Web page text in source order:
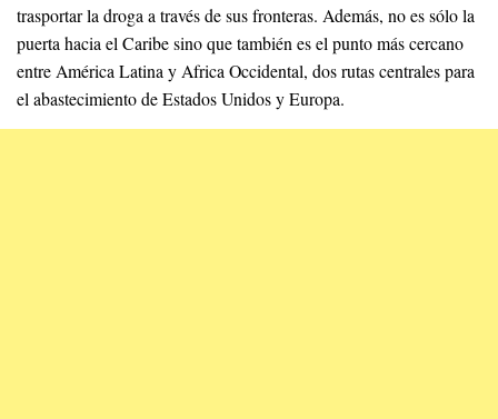
trasportar la droga a través de sus fronteras. Además, no es sólo la
puerta hacia el Caribe sino que también es el punto más cercano
entre América Latina y Africa Occidental, dos rutas centrales para
el abastecimiento de Estados Unidos y Europa.